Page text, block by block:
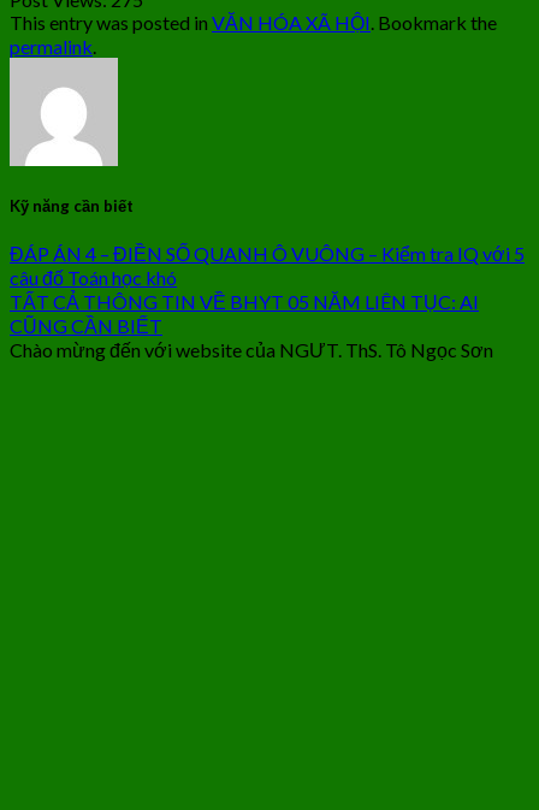
This entry was posted in VĂN HÓA XÃ HỘI. Bookmark the
permalink.
Kỹ năng cần biết
ĐÁP ÁN 4 – ĐIỀN SỐ QUANH Ô VUÔNG – Kiểm tra IQ với 5
câu đố Toán học khó
TẤT CẢ THÔNG TIN VỀ BHYT 05 NĂM LIÊN TỤC: AI
CŨNG CẦN BIẾT
Chào mừng đến với website của NGƯT. ThS. Tô Ngọc Sơn